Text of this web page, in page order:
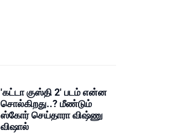
'கட்டா குஸ்தி 2' படம் என்ன
சொல்கிறது..? மீண்டும்
ஸ்கோர் செய்தாரா விஷ்ணு
விஷால்